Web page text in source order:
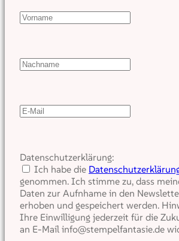
Datenschutzerklärung:
Ich habe die
genommen. Ich stimme zu, dass
Daten zur Aufnhame in den
erhoben und gespeichert werden.
Ihre Einwilligung jederzeit für die
an E-Mail info@stempelfantasie.de